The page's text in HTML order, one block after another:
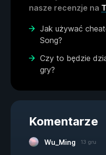
nasze recenzje na
Jak używać
Song?
Czy to będzie
gry?
Komentarze
Wu_Ming 13 gru